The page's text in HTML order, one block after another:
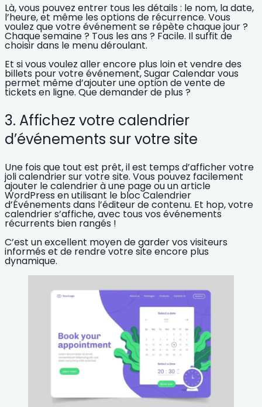
Là, vous pouvez entrer tous les détails : le nom, la date,
l’heure, et même les options de récurrence. Vous
voulez que votre événement se répète chaque jour ?
Chaque semaine ? Tous les ans ? Facile. Il suffit de
choisir dans le menu déroulant.
Et si vous voulez aller encore plus loin et vendre des
billets pour votre événement, Sugar Calendar vous
permet même d’ajouter une option devente de
tickets en ligne. Que demander de plus ?
3. Affichez votre calendrier
d’événements sur votre site
Une fois que tout est prêt, il est temps d’afficher votre
joli calendrier sur votre site. Vous pouvez facilement
ajouter le calendrier à une page ou un article
WordPress en utilisant le blocCalendrier
d’Événements dans l’éditeur de contenu. Et hop, votre
calendrier s’affiche, avec tous vos événements
récurrents bien rangés !
C’est un excellent moyen de garder vos visiteurs
informés et de rendre votresite encore plus
dynamique.